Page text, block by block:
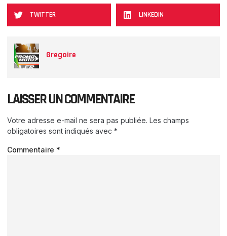
TWITTER LINKEDIN
Gregoire
LAISSER UN COMMENTAIRE
Votre adresse e-mail ne sera pas publiée. Les champs
obligatoires sont indiqués avec *
Commentaire *